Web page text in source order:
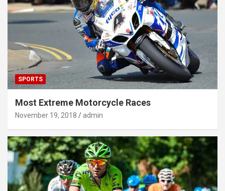
SPORTS
Most Extreme Motorcycle Races
November 19, 2018 admin